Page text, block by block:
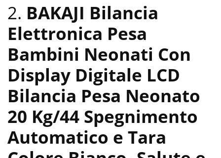
2. BAKAJI Bilancia
Elettronica Pesa
Bambini Neonati Con
Display Digitale LCD
Bilancia Pesa Neonato
20 Kg/44 Spegnimento
Automatico e Tara